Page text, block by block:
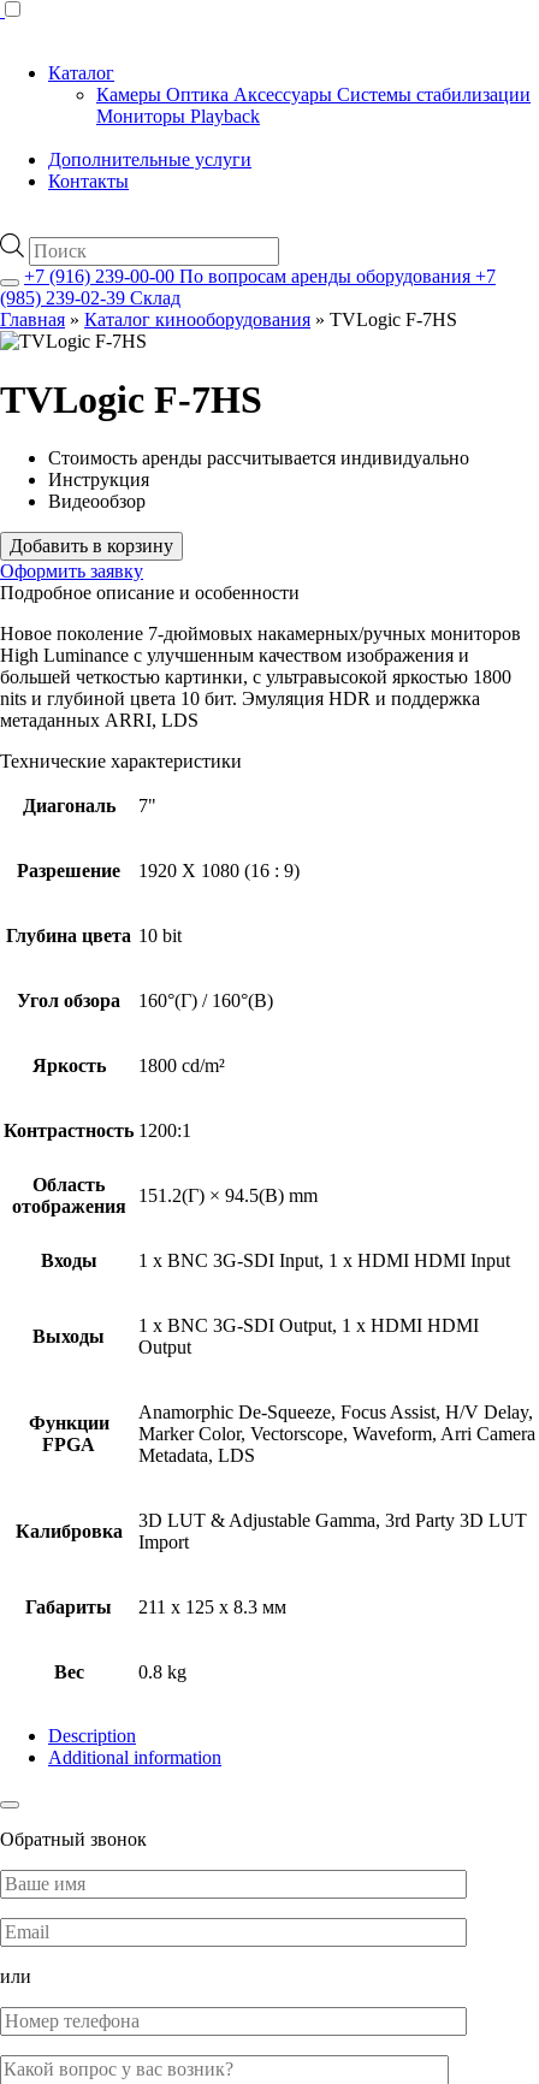
Каталог
Камеры Оптика Аксессуары Системы стабилизации
Мониторы Playback
Дополнительные услуги
Контакты
Поиск
товаров
+7 (916) 239-00-00 По вопросам аренды оборудования +7
(985) 239-02-39 Склад
Главная » Каталог кинооборудования » TVLogic F-7HS
TVLogic F-7HS
Стоимость аренды рассчитывается индивидуально
Инструкция
Видеообзор
Добавить в корзину
Оформить заявку
Подробное описание и особенности
Новое поколение 7-дюймовых накамерных/ручных мониторов
High Luminance с улучшенным качеством изображения и
большей четкостью картинки, с ультравысокой яркостью 1800
nits и глубиной цвета 10 бит. Эмуляция HDR и поддержка
метаданных ARRI, LDS
Технические характеристики
Диагональ 7"
Разрешение 1920 X 1080 (16 : 9)
Глубина цвета 10 bit
Угол обзора 160°(Г) / 160°(В)
Яркость 1800 cd/m²
Контрастность 1200:1
Область
отображения
151.2(Г) × 94.5(В) mm
Входы 1 x BNC 3G-SDI Input, 1 x HDMI HDMI Input
Выходы
1 x BNC 3G-SDI Output, 1 x HDMI HDMI
Output
Функции
FPGA
Anamorphic De-Squeeze, Focus Assist, H/V Delay,
Marker Color, Vectorscope, Waveform, Arri Camera
Metadata, LDS
Калибровка
3D LUT & Adjustable Gamma, 3rd Party 3D LUT
Import
Габариты 211 x 125 x 8.3 мм
Вес 0.8 kg
Description
Additional information
Обратный звонок
или